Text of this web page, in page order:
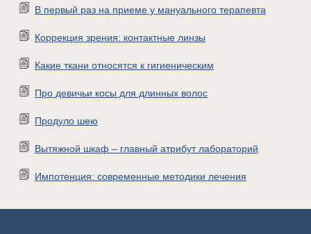
В первый раз на приеме у мануального терапевта
Коррекция зрения: контактные линзы
Какие ткани относятся к гигиеническим
Про девичьи косы для длинных волос
Продуло шею
Вытяжной шкаф – главный атрибут лабораторий
Импотенция: современные методики лечения